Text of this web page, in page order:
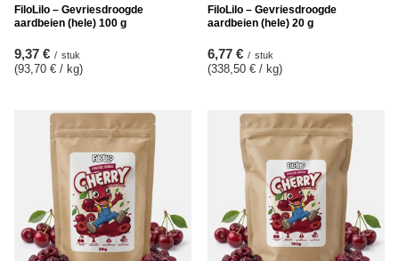
FiloLilo – Gevriesdroogde
aardbeien (hele) 100 g
9,37 € / stuk
(93,70 € / kg)
FiloLilo – Gevriesdroogde
aardbeien (hele) 20 g
6,77 € / stuk
(338,50 € / kg)